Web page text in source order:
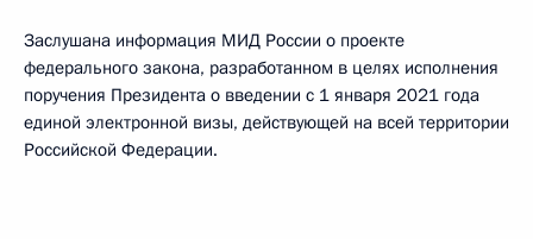
Заслушана информация МИД России о проекте
федерального закона, разработанном в целях исполнения
поручения Президента о введении с 1 января 2021 года
единой электронной визы, действующей на всей территории
Российской Федерации.